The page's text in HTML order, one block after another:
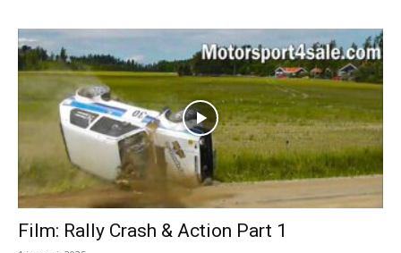
Film: Rally Crash & Action Part 1